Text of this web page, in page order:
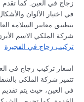
زجاج في العين. كما تقدم
في اختيار الألوان
بتطبيق معايير السلامة
شركة الملكي الاسم
تركيب زجاج في الفجيرة
اسعار تركيب زجاج في
تتميز شركة الملكي
في العين، حيث يتم